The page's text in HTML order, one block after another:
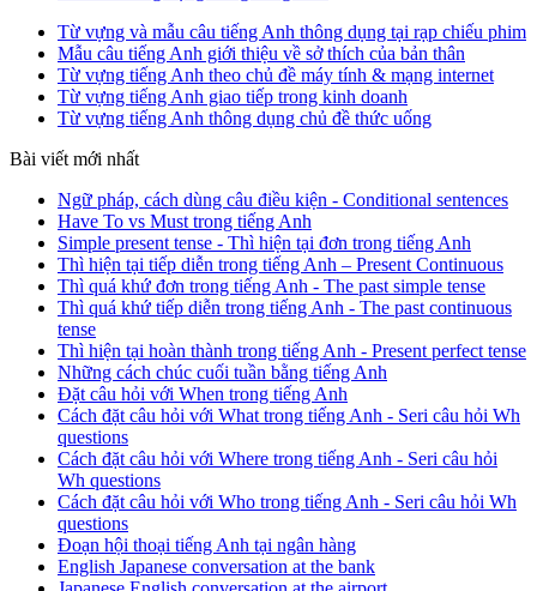
Từ vựng và mẫu câu tiếng Anh thông dụng tại rạp chiếu phim
Mẫu câu tiếng Anh giới thiệu về sở thích của bản thân
Từ vựng tiếng Anh theo chủ đề máy tính & mạng internet
Từ vựng tiếng Anh giao tiếp trong kinh doanh
Từ vựng tiếng Anh thông dụng chủ đề thức uống
Bài viết mới nhất
Ngữ pháp, cách dùng câu điều kiện - Conditional sentences
Have To vs Must trong tiếng Anh
Simple present tense - Thì hiện tại đơn trong tiếng Anh
Thì hiện tại tiếp diễn trong tiếng Anh – Present Continuous
Thì quá khứ đơn trong tiếng Anh - The past simple tense
Thì quá khứ tiếp diễn trong tiếng Anh - The past continuous
tense
Thì hiện tại hoàn thành trong tiếng Anh - Present perfect tense
Những cách chúc cuối tuần bằng tiếng Anh
Đặt câu hỏi với When trong tiếng Anh
Cách đặt câu hỏi với What trong tiếng Anh - Seri câu hỏi Wh
questions
Cách đặt câu hỏi với Where trong tiếng Anh - Seri câu hỏi
Wh questions
Cách đặt câu hỏi với Who trong tiếng Anh - Seri câu hỏi Wh
questions
Đoạn hội thoại tiếng Anh tại ngân hàng
English Japanese conversation at the bank